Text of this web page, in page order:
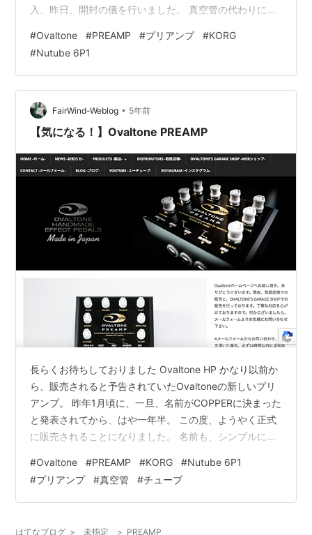
入、昨日、開封の儀を行いました。 真空管の代わりに
エフェクターを接続するためのクリーンを作ることを念
頭に開発されたプリアンプペダルだそうですが、本体の
みでドライブサウンドを作ることも出来るようです。 も
ちろん、プリアンプとしてではなく、歪みペダルとして
使用できるとのこと。 使用部品も、KORG社…
#Ovaltone #PREAMP #プリアンプ #KORG
#Nutube 6P1
FairWind-Weblog • 5年前
【気になる！】Ovaltone PREAMP
長らくお待ちしておりました Ovaltone HP かなり以前か
ら、販売されると予告されていたOvaltoneの新しいプリ
アンプ。 昨年1月頃に、一旦、名前がCOPPERに決まった
と発表されてから、はや一年半。 この度、ようやく正式
に販売されることになりました。 名前も、シンプルに
りにKORG 社の Nutube 6P1を使った新しい試みのエフ
ェクター。 最新テクノロジーですから、色々と解決すべ
き課題も多かったのだと思います。 Ovaltoneがこれだけ
#Ovaltone #PREAMP #KORG #Nutube 6P1
#プリアンプ #真空管 #チューブ
はてなブログ > 未指定 > PREAMP